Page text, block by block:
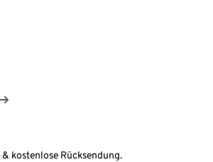
kostenlose Rücksendung.